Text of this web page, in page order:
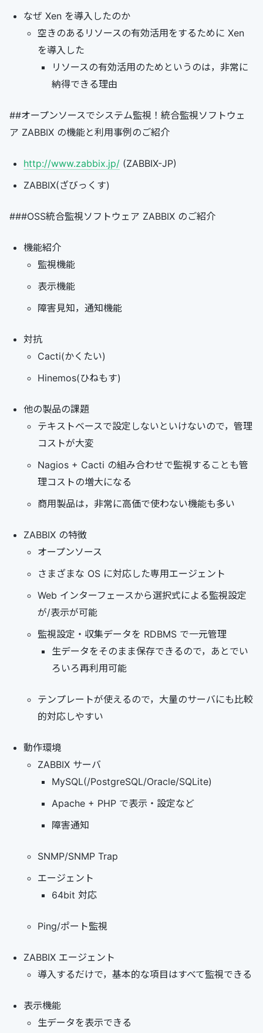
なぜ Xen を導入したのか
空きのあるリソースの有効活用をするために Xen
を導入した
リソースの有効活用のためというのは，非常に
納得できる理由
##オープンソースでシステム監視！統合監視ソフトウェ
ア ZABBIX の機能と利用事例のご紹介
http://www.zabbix.jp/ (ZABBIX-JP)
ZABBIX(ざびっくす)
###OSS統合監視ソフトウェア ZABBIX のご紹介
機能紹介
監視機能
表示機能
障害見知，通知機能
対抗
Cacti(かくたい)
Hinemos(ひねもす)
他の製品の課題
テキストベースで設定しないといけないので，管理
コストが大変
Nagios + Cacti の組み合わせで監視することも管
理コストの増大になる
商用製品は，非常に高価で使わない機能も多い
ZABBIX の特徴
オープンソース
さまざまな OS に対応した専用エージェント
Web インターフェースから選択式による監視設定
が/表示が可能
監視設定・収集データを RDBMS で一元管理
生データをそのまま保存できるので，あとでい
ろいろ再利用可能
テンプレートが使えるので，大量のサーバにも比較
的対応しやすい
動作環境
ZABBIX サーバ
MySQL(/PostgreSQL/Oracle/SQLite)
Apache + PHP で表示・設定など
障害通知
SNMP/SNMP Trap
エージェント
64bit 対応
Ping/ポート監視
ZABBIX エージェント
導入するだけで，基本的な項目はすべて監視できる
表示機能
生データを表示できる